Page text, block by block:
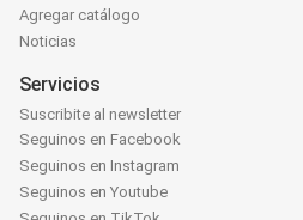
Agregar catálogo
Noticias
Servicios
Suscribite al newsletter
Seguinos en Facebook
Seguinos en Instagram
Seguinos en Youtube